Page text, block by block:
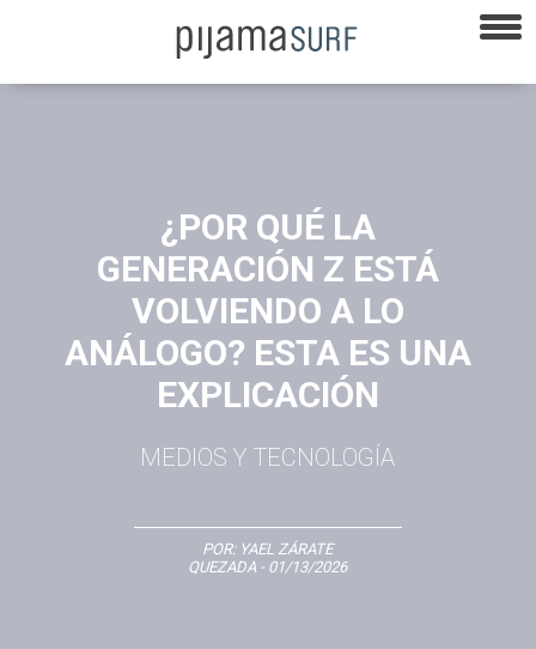
¿POR QUÉ LA
GENERACIÓN Z ESTÁ
VOLVIENDO A LO
ANÁLOGO? ESTA ES UNA
EXPLICACIÓN
MEDIOS Y TECNOLOGÍA
POR: YAEL ZÁRATE
QUEZADA - 01/13/2026